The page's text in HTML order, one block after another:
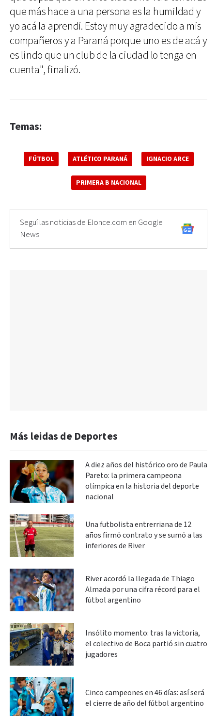
que más hace a una persona es la humildad y
yo acá la aprendí. Estoy muy agradecido a mis
compañeros y a Paraná porque uno es de acá y
es lindo que un club de la ciudad lo tenga en
cuenta", finalizó.
Temas:
FÚTBOL ATLÉTICO PARANÁ IGNACIO ARCE
PRIMERA B NACIONAL
Seguí las noticias de Elonce.com en Google
News
Más leidas de Deportes
A diez años del histórico oro de Paula
Pareto: la primera campeona
olímpica en la historia del deporte
nacional
Una futbolista entrerriana de 12
años firmó contrato y se sumó a las
inferiores de River
River acordó la llegada de Thiago
Almada por una cifra récord para el
fútbol argentino
Insólito momento: tras la victoria,
el colectivo de Boca partió sin cuatro
jugadores
Cinco campeones en 46 días: así será
el cierre de año del fútbol argentino